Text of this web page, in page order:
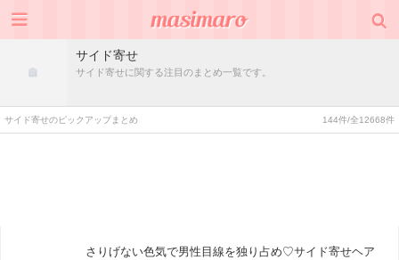
サイド寄せ
サイド寄せに関する注目のまとめ一覧です。
サイド寄せのピックアップまとめ 144件/全12668件
さりげない色気で男性目線を独り占め♡サイド寄せヘア